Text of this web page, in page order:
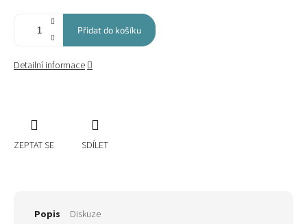
Přidat do košíku
Detailní informace
ZEPTAT SE SDÍLET
Popis Diskuze